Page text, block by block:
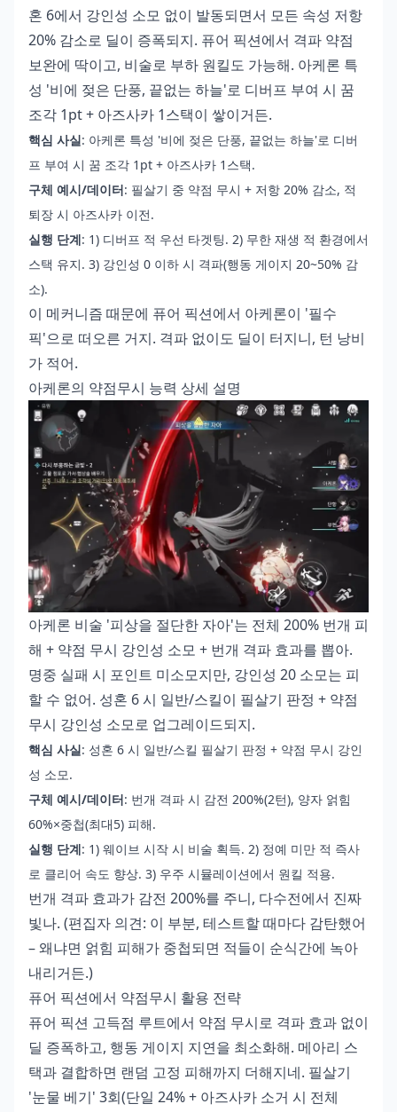
혼 6에서 강인성 소모 없이 발동되면서 모든 속성 저항
20% 감소로 딜이 증폭되지. 퓨어 픽션에서 격파 약점
보완에 딱이고, 비술로 부하 원킬도 가능해. 아케론 특
성 '비에 젖은 단풍, 끝없는 하늘'로 디버프 부여 시 꿈
조각 1pt + 아즈사카 1스택이 쌓이거든.
핵심 사실: 아케론 특성 '비에 젖은 단풍, 끝없는 하늘'로 디버
프 부여 시 꿈 조각 1pt + 아즈사카 1스택.
구체 예시/데이터: 필살기 중 약점 무시 + 저항 20% 감소, 적
퇴장 시 아즈사카 이전.
실행 단계: 1) 디버프 적 우선 타겟팅. 2) 무한 재생 적 환경에서
스택 유지. 3) 강인성 0 이하 시 격파(행동 게이지 20~50% 감
소).
이 메커니즘 때문에 퓨어 픽션에서 아케론이 '필수
픽'으로 떠오른 거지. 격파 없이도 딜이 터지니, 턴 낭비
가 적어.
아케론의 약점무시 능력 상세 설명
아케론 비술 '피상을 절단한 자아'는 전체 200% 번개 피
해 + 약점 무시 강인성 소모 + 번개 격파 효과를 뽑아.
명중 실패 시 포인트 미소모지만, 강인성 20 소모는 피
할 수 없어. 성혼 6 시 일반/스킬이 필살기 판정 + 약점
무시 강인성 소모로 업그레이드되지.
핵심 사실: 성혼 6 시 일반/스킬 필살기 판정 + 약점 무시 강인
성 소모.
구체 예시/데이터: 번개 격파 시 감전 200%(2턴), 양자 얽힘
60%×중첩(최대5) 피해.
실행 단계: 1) 웨이브 시작 시 비술 획득. 2) 정예 미만 적 즉사
로 클리어 속도 향상. 3) 우주 시뮬레이션에서 원킬 적용.
번개 격파 효과가 감전 200%를 주니, 다수전에서 진짜
빛나. (편집자 의견: 이 부분, 테스트할 때마다 감탄했어
– 왜냐면 얽힘 피해가 중첩되면 적들이 순식간에 녹아
내리거든.)
퓨어 픽션에서 약점무시 활용 전략
퓨어 픽션 고득점 루트에서 약점 무시로 격파 효과 없이
딜 증폭하고, 행동 게이지 지연을 최소화해. 메아리 스
택과 결합하면 랜덤 고정 피해까지 더해지네. 필살기
'눈물 베기' 3회(단일 24% + 아즈사카 소거 시 전체